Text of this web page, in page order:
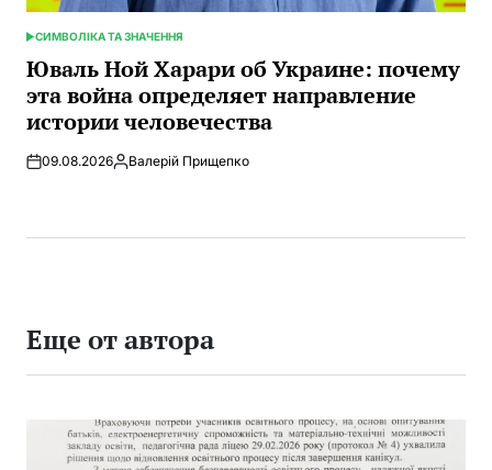
ОПУБЛИКОВАНО
В
СИМВОЛІКА ТА ЗНАЧЕННЯ
Юваль Ной Харари об Украине: почему
эта война определяет направление
истории человечества
09.08.2026Запись
Валерій Прищепко
Еще от автора